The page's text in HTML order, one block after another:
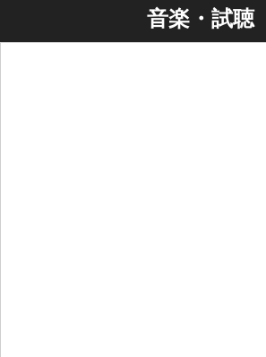
音楽・試聴